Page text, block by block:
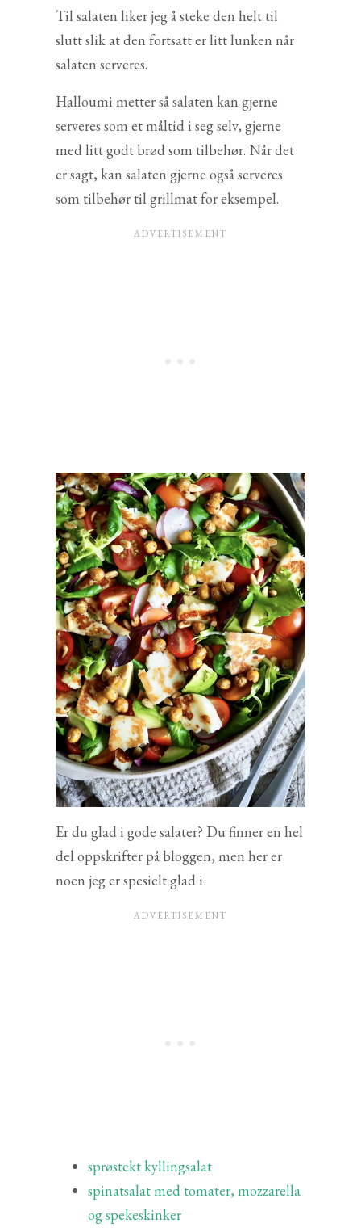
Til salaten liker jeg å steke den helt til
slutt slik at den fortsatt er litt lunken når
salaten serveres.
Halloumi metter så salaten kan gjerne
serveres som et måltid i seg selv, gjerne
med litt godt brød som tilbehør. Når det
er sagt, kan salaten gjerne også serveres
som tilbehør til grillmat for eksempel.
Er du glad i gode salater? Du finner en hel
del oppskrifter på bloggen, men her er
noen jeg er spesielt glad i:
sprøstekt kyllingsalat
spinatsalat med tomater, mozzarella
og spekeskinker